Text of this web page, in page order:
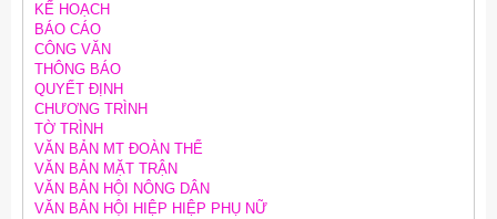
KẾ HOẠCH
BÁO CÁO
CÔNG VĂN
THÔNG BÁO
QUYẾT ĐỊNH
CHƯƠNG TRÌNH
TỜ TRÌNH
VĂN BẢN MT ĐOÀN THỂ
VĂN BẢN MẶT TRẬN
VĂN BẢN HỘI NÔNG DÂN
VĂN BẢN HỘI HIỆP HIỆP PHỤ NỮ